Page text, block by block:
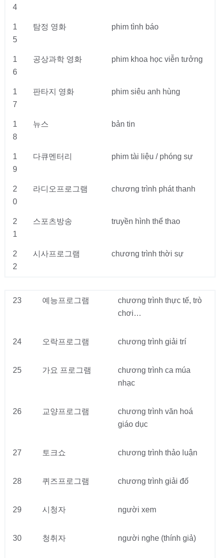
4
1
5
탐정 영화 phim tình báo
1
6
공상과학 영화 phim khoa học viễn tưởng
1
7
판타지 영화 phim siêu anh hùng
1
8
뉴스 bản tin
1
9
다큐멘터리 phim tài liệu / phóng sự
2
0
라디오프로그램 chương trình phát thanh
2
1
스포츠방송 truyền hình thể thao
2
2
시사프로그램 chương trình thời sự
23 예능프로그램
chương trình thực tế, trò
chơi…
24 오락프로그램 chương trình giải trí
25 가요 프로그램
chương trình ca múa
nhạc
26 교양프로그램
chương trình văn hoá
giáo dục
27 토크쇼 chương trình thảo luận
28 퀴즈프로그램 chương trình giải đố
29 시청자 người xem
30 청취자 người nghe (thính giả)